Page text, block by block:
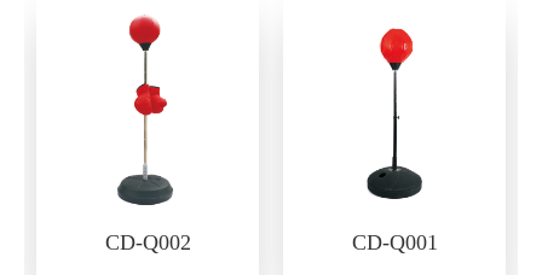
CD-Q002 CD-Q001